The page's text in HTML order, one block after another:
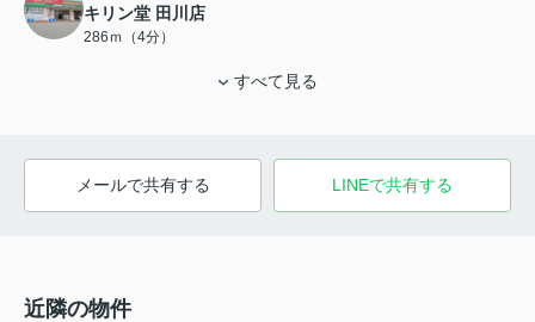
キリン堂 田川店
286ｍ（4分）
すべて見る
メールで共有する LINEで共有する
近隣の物件